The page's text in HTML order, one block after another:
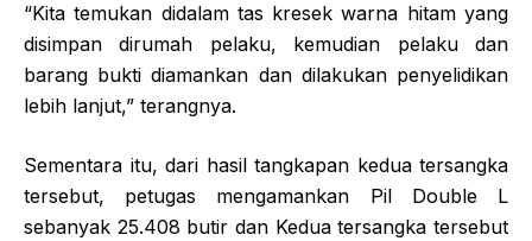
“Kita temukan didalam tas kresek warna hitam yang
disimpan dirumah pelaku, kemudian pelaku dan
barang bukti diamankan dan dilakukan penyelidikan
lebih lanjut,” terangnya.
Sementara itu, dari hasil tangkapan kedua tersangka
tersebut, petugas mengamankan Pil Double L
sebanyak 25.408 butir dan Kedua tersangka tersebut